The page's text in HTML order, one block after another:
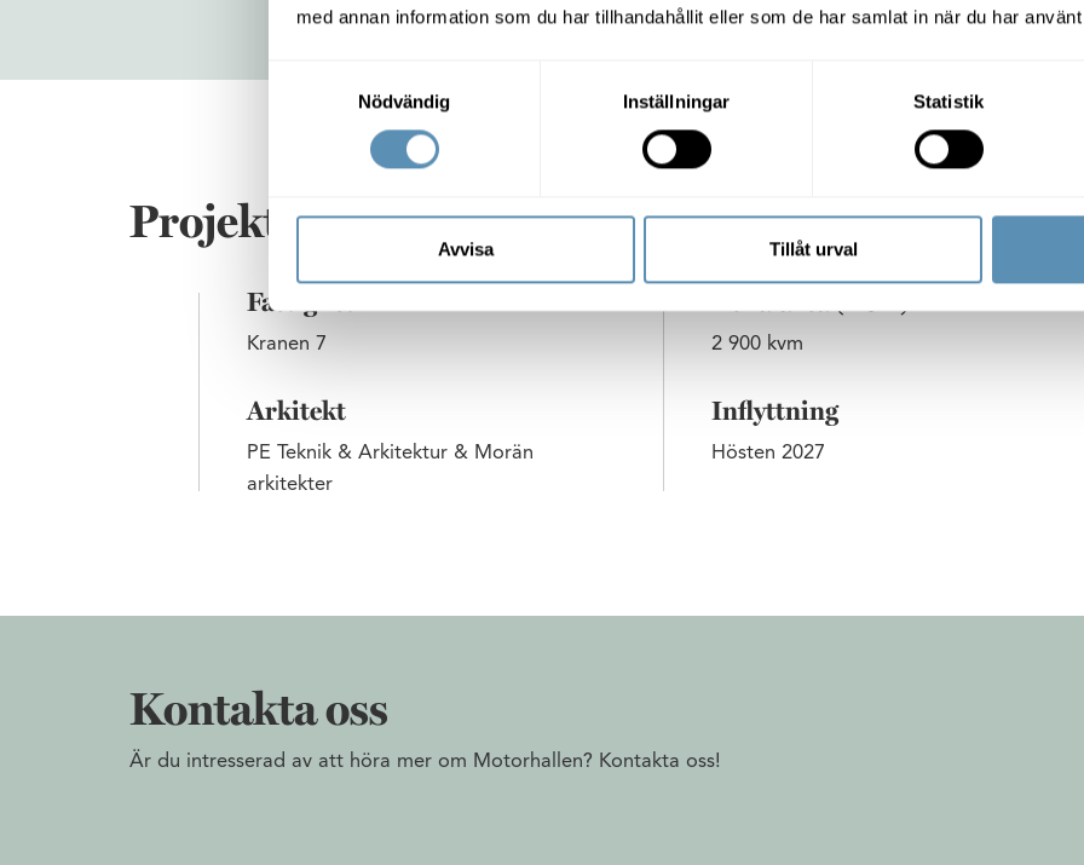
med annan information som du har tillhandahållit eller som de har samlat in när du har
Nödvändig
Inställningar Statistik
Avvisa Tillåt urval
Projektfakta
Fastighet
Kranen 7 2 900 kvm
Arkitekt
PE Teknik & Arkitektur & Morän
arkitekter
Inflyttning
Hösten 2027
Kontakta oss
Är du intresserad av att höra mer om Motorhallen? Kontakta oss!